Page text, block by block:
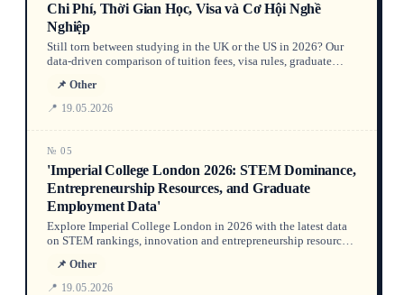
Chi Phí, Thời Gian Học, Visa và Cơ Hội Nghề
Nghiệp
Still torn between studying in the UK or the US in 2026? Our
data-driven comparison of tuition fees, visa rules, graduate
Read on for side-by-side tables and expert analysis.
📌 Other
📍 19.05.2026
№ 05
'Imperial College London 2026: STEM Dominance,
Entrepreneurship Resources, and Graduate
Employment Data'
Explore Imperial College London in 2026 with the latest data
on STEM rankings, innovation and entrepreneurship resources,
Graduate Route visa. A data-driven guide for international
students considering study in the UK.
📌 Other
📍 19.05.2026